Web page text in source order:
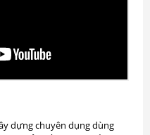
dựng chuyên dụng dùng